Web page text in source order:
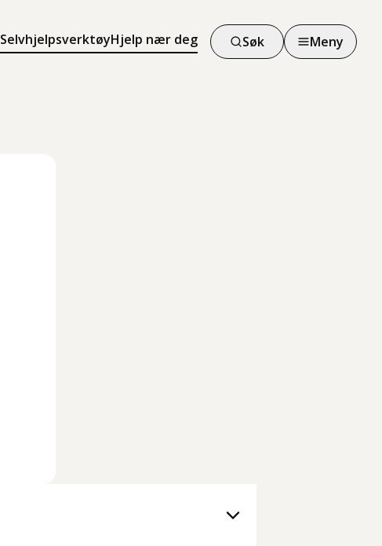
SelvhjelpsverktøyHjelp nær deg Søk Meny